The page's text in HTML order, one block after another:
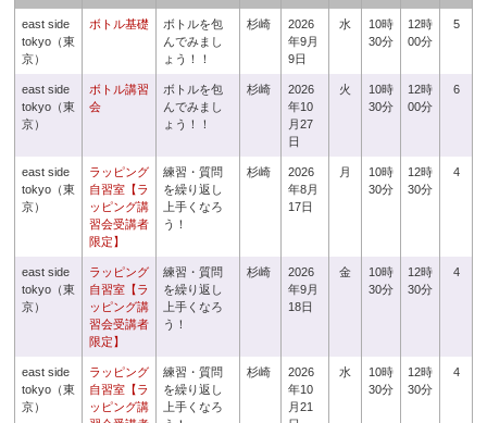
east side
tokyo（東
京）
ボトル基礎
ボトルを包
んでみまし
ょう！！
杉崎
2026
年9月
9日
水
10時
30分
12時
00分
5
east side
tokyo（東
京）
ボトル講習
会
ボトルを包
んでみまし
ょう！！
杉崎
2026
年10
月27
日
火
10時
30分
12時
00分
6
east side
tokyo（東
京）
ラッピング
自習室【ラ
ッピング講
習会受講者
限定】
練習・質問
を繰り返し
上手くなろ
う！
杉崎
2026
年8月
17日
月
10時
30分
12時
30分
4
east side
tokyo（東
京）
ラッピング
自習室【ラ
ッピング講
習会受講者
限定】
練習・質問
を繰り返し
上手くなろ
う！
杉崎
2026
年9月
18日
金
10時
30分
12時
30分
4
east side
tokyo（東
京）
ラッピング
自習室【ラ
ッピング講
練習・質問
を繰り返し
上手くなろ
杉崎
2026
年10
月21
水
10時
30分
12時
30分
4